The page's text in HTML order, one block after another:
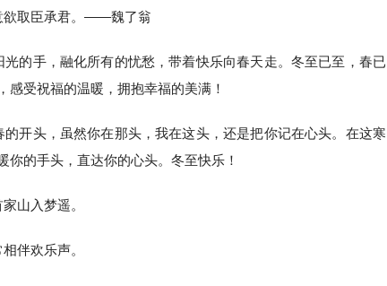
欲取臣承君。——魏了翁
的手，融化所有的忧愁，带着快乐向春天走。冬至已至，春已
感受祝福的温暖，拥抱幸福的美满！
开头，虽然你在那头，我在这头，还是把你记在心头。在这寒
你的手头，直达你的心头。冬至快乐！
山入梦遥。
伴欢乐声。